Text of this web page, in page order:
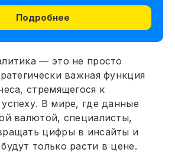
Подробнее
— это не просто
важная функция
стремящегося к
В мире, где данные
валютой, специалисты,
цифры в инсайты и
только расти в цене.